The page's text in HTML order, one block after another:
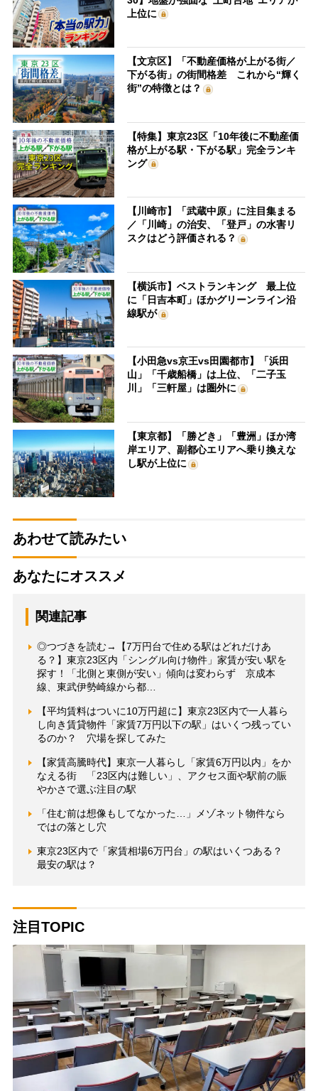
上位に
【文京区】「不動産価格が上がる街／
下がる街」の街間格差 これから“輝く
街”の特徴とは？
【特集】東京23区「10年後に不動産価
格が上がる駅・下がる駅」完全ランキ
ング
【川崎市】「武蔵中原」に注目集まる
／「川崎」の治安、「登戸」の水害リ
スクはどう評価される？
【横浜市】ベストランキング 最上位
に「日吉本町」ほかグリーンライン沿
線駅が
【小田急vs京王vs田園都市】「浜田
山」「千歳船橋」は上位、「二子玉
川」「三軒屋」は圏外に
【東京都】「勝どき」「豊洲」ほか湾
岸エリア、副都心エリアへ乗り換えな
し駅が上位に
あわせて読みたい
あなたにオススメ
関連記事
◎つづきを読む→【7万円台で住める駅はどれだけあ
る？】東京23区内「シングル向け物件」家賃が安い駅を
探す！「北側と東側が安い」傾向は変わらず 京成本
線、東武伊勢崎線から都…
【平均賃料はついに10万円超に】東京23区内で一人暮ら
し向き賃貸物件「家賃7万円以下の駅」はいくつ残ってい
るのか？ 穴場を探してみた
【家賃高騰時代】東京一人暮らし「家賃6万円以内」をか
なえる街 「23区内は難しい」、アクセス面や駅前の賑
やかさで選ぶ注目の駅
「住む前は想像もしてなかった…」メゾネット物件なら
ではの落とし穴
東京23区内で「家賃相場6万円台」の駅はいくつある？
最安の駅は？
注目TOPIC